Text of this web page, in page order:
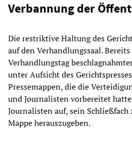
Verbannung der
Die restriktive Haltung des
auf den Verhandlungssaal.
Verhandlungstag
unter Aufsicht des
Pressemappen, die die
und Journalisten vorbereitet
Journalisten auf, sein
Mappe herauszugeben.